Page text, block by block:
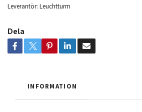
Leverantör: Leuchtturm
Dela
INFORMATION